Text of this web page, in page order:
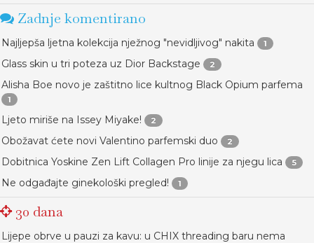
Zadnje komentirano
Najljepša ljetna kolekcija nježnog "nevidljivog" nakita 1
Glass skin u tri poteza uz Dior Backstage 2
Alisha Boe novo je zaštitno lice kultnog Black Opium parfema
1
Ljeto miriše na Issey Miyake! 2
Obožavat ćete novi Valentino parfemski duo 2
Dobitnica Yoskine Zen Lift Collagen Pro linije za njegu lica 5
Ne odgađajte ginekološki pregled! 1
30 dana
Lijepe obrve u pauzi za kavu: u CHIX threading baru nema